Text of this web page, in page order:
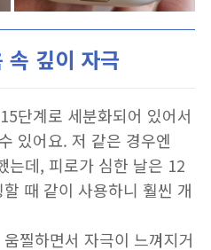
속 깊이 자극
단계로 세분화되어 있어서
있어요. 저 같은 경우엔
는데, 피로가 심한 날은 12
때 같이 사용하니 훨씬 개
찔하면서 자극이 느껴지거